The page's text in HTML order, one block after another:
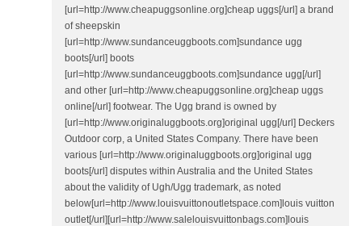
[url=http://www.cheapuggsonline.org]cheap uggs[/url] a brand
of sheepskin
[url=http://www.sundanceuggboots.com]sundance ugg
boots[/url] boots
[url=http://www.sundanceuggboots.com]sundance ugg[/url]
and other [url=http://www.cheapuggsonline.org]cheap uggs
online[/url] footwear. The Ugg brand is owned by
[url=http://www.originaluggboots.org]original ugg[/url] Deckers
Outdoor corp, a United States Company. There have been
various [url=http://www.originaluggboots.org]original ugg
boots[/url] disputes within Australia and the United States
about the validity of Ugh/Ugg trademark, as noted
below[url=http://www.louisvuittonoutletspace.com]louis vuitton
outlet[/url][url=http://www.salelouisvuittonbags.com]louis